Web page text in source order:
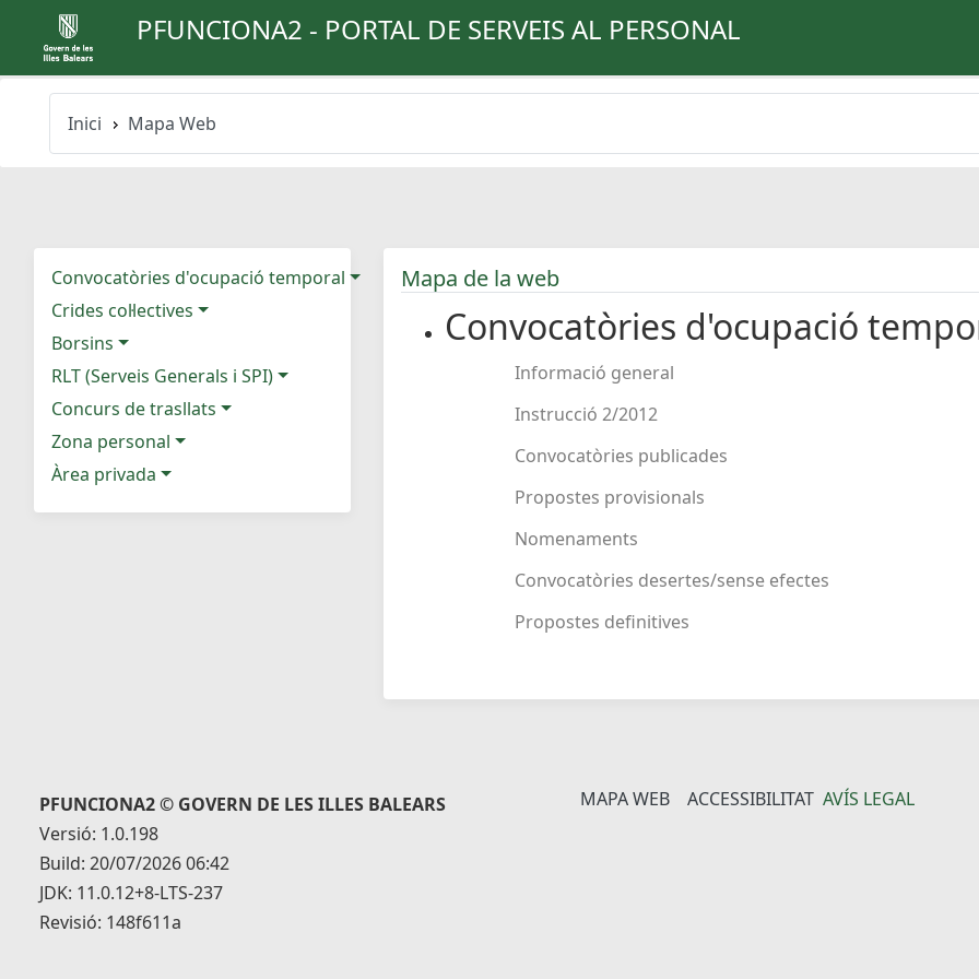
PFUNCIONA2 - PORTAL DE SERVEIS AL PERSONAL
Inici Mapa Web
Convocatòries d'ocupació temporal
Crides col·lectives
Borsins
RLT (Serveis Generals i SPI)
Concurs de trasllats
Zona personal
Àrea privada
Mapa de la web
Convocatòries d'ocupació
Informació general
Instrucció 2/2012
Convocatòries publicades
Propostes provisionals
Nomenaments
Convocatòries desertes/sense efectes
Propostes definitives
PFUNCIONA2 © GOVERN DE LES ILLES BALEARS
Versió: 1.0.198
Build: 20/07/2026 06:42
JDK: 11.0.12+8-LTS-237
Revisió: 148f611a
MAPA WEB ACCESSIBILITAT AVÍS LEGAL